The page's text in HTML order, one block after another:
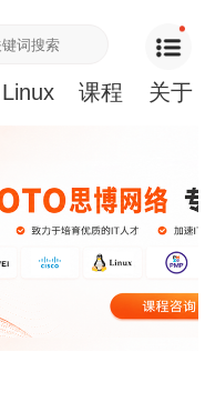
Linux 课程 关于